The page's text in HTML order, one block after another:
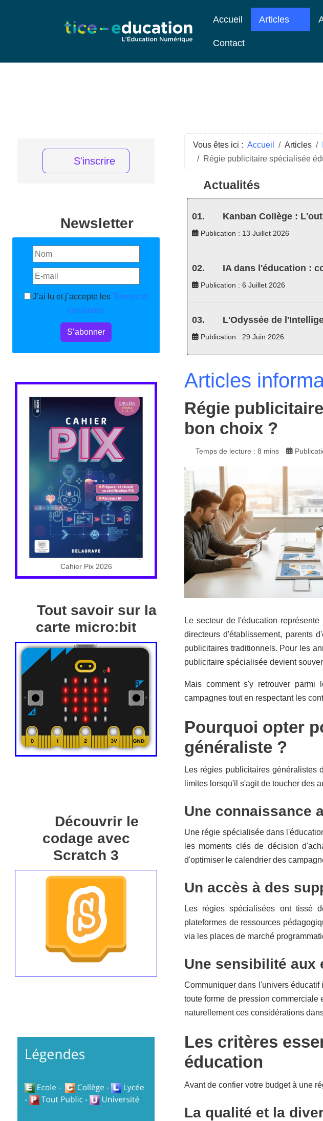
Accueil Articles
Contact
S'inscrire
Newsletter
J’ai lu et j’accepte les Termes et
conditions
S’abonner
Cahier Pix 2026
Tout savoir sur la
carte micro:bit
Découvrir le
codage avec
Scratch 3
Vous êtes ici : Accueil Articles
Régie publicitaire spécialisée
Actualités
Kanban Collège :
Publication : 13 Juillet 2026
IA dans l'éducation :
Publication : 6 Juillet 2026
L'Odyssée de
Publication : 29 Juin 2026
Articles
Régie
bon choix ?
Temps de lecture : 8 mins
Le secteur de l'éducation
directeurs d'établissement, parents
publicitaires traditionnels. Pour les
publicitaire spécialisée devient
Mais comment s'y retrouver parmi
campagnes tout en respectant les
Pourquoi opter
généraliste ?
Les régies publicitaires généralistes
limites lorsqu'il s'agit de toucher des
Une connaissance
Une régie spécialisée dans
les moments clés de décision
d'optimiser le calendrier des
Un accès à des
Les régies spécialisées ont tissé
plateformes de ressources
via les places de marché
Une sensibilité aux
Communiquer dans l'univers
toute forme de pression
naturellement ces considérations
Les critères
éducation
Avant de confier votre budget à une
La qualité et la